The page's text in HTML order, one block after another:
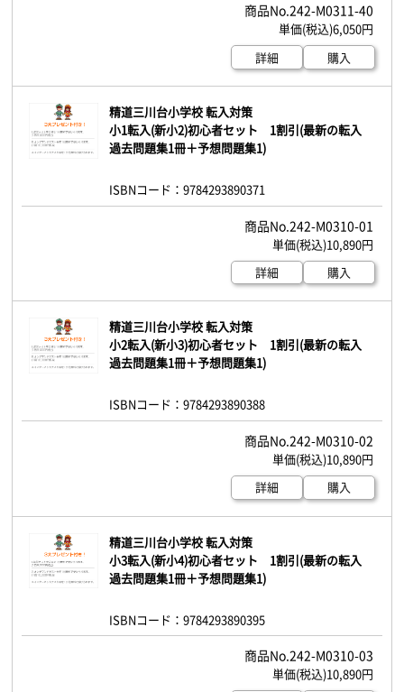
242-M0311-40
6,050円
詳細
購入
精道三川台小学校 転入対策
小1転入(新小2)初心者セット 1割引(最新の転入
過去問題集1冊＋予想問題集1)
ISBNコード：9784293890371
242-M0310-01
10,890円
詳細
購入
精道三川台小学校 転入対策
小2転入(新小3)初心者セット 1割引(最新の転入
過去問題集1冊＋予想問題集1)
ISBNコード：9784293890388
242-M0310-02
10,890円
詳細
購入
精道三川台小学校 転入対策
小3転入(新小4)初心者セット 1割引(最新の転入
過去問題集1冊＋予想問題集1)
ISBNコード：9784293890395
242-M0310-03
10,890円